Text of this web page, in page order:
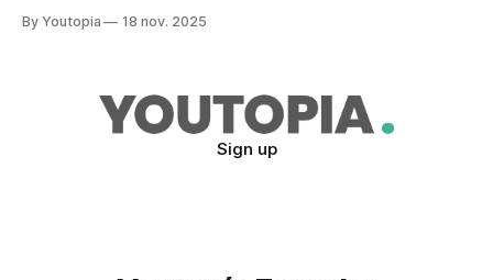
By Youtopia 18 nov. 2025
Sign up